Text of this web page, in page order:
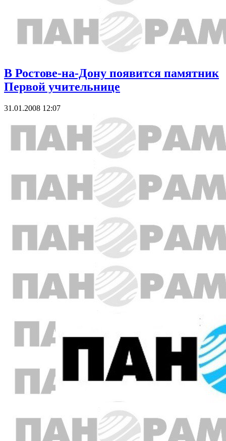
В Ростове-на-Дону появится памятник
Первой учительнице
31.01.2008 12:07